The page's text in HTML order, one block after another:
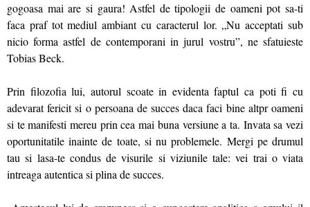
gogoasa mai are si gaura! Astfel de tipologii de oameni pot sa-ti
faca praf tot mediul ambiant cu caracterul lor. „Nu acceptati sub
nicio forma astfel de contemporani in jurul vostru”, ne sfatuieste
Tobias Beck.
Prin filozofia lui, autorul scoate in evidenta faptul ca poti fi cu
adevarat fericit si o persoana de succes daca faci bine altpr oameni
si te manifesti mereu prin cea mai buna versiune a ta. Invata sa vezi
oportunitatile inainte de toate, si nu problemele. Mergi pe drumul
tau si lasa-te condus de visurile si viziunile tale: vei trai o viata
intreaga autentica si plina de succes.